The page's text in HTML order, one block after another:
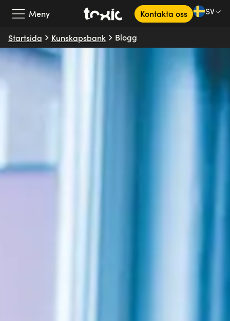
Vårt erbjudande
Våra partners
SV
Meny Kontakta oss SV
Startsida Kunskapsbank Blogg